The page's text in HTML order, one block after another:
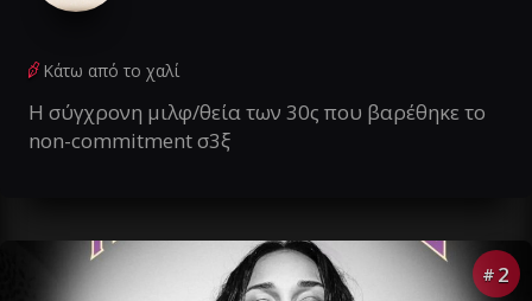
Κάτω από το χαλί
Η σύγχρονη μιλφ/θεία των 30ς που βαρέθηκε το
non-commitment σ3ξ
# 2